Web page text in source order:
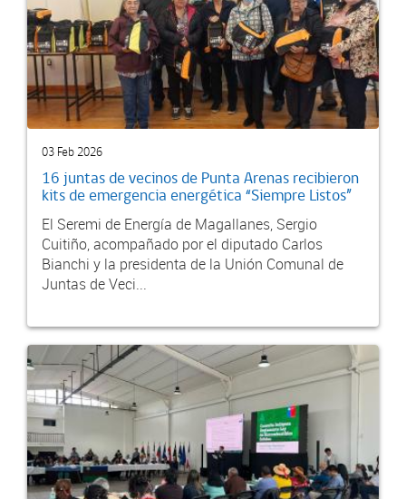
03 Feb 2026
16 juntas de vecinos de Punta Arenas recibieron
kits de emergencia energética “Siempre Listos”
El Seremi de Energía de Magallanes, Sergio
Cuitiño, acompañado por el diputado Carlos
Bianchi y la presidenta de la Unión Comunal de
Juntas de Veci...